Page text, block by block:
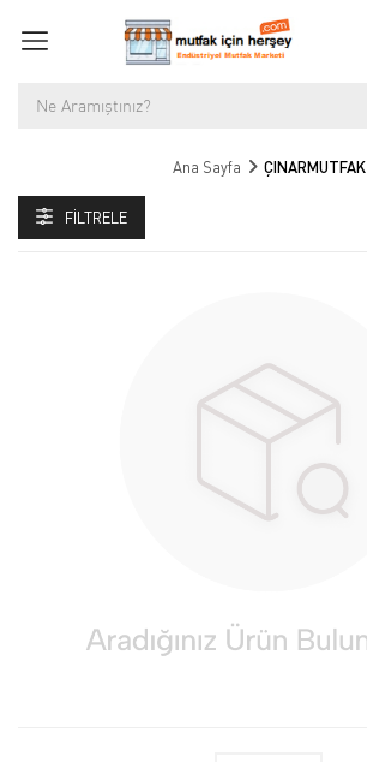
Ana Sayfa ÇINARMUTFAK
FILTRELE